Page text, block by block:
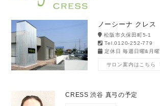
ノーシーナ クレス
松阪市久保田町5-1
Tel.0120-252-779
定休日 毎週日曜&月曜
サロン案内はこちら
CRESS 渋谷 真弓の予定